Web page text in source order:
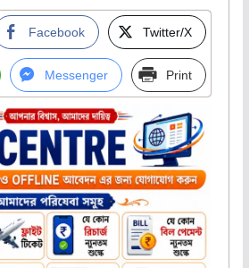
Facebook Twitter/X
Messenger Print